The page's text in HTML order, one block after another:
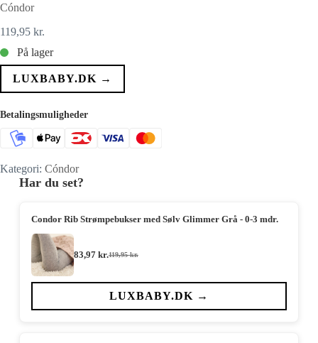
Cóndor
119,95 kr.
På lager
LUXBABY.DK →
Betalingsmuligheder
Kategori: Cóndor
Har du set?
Condor Rib Strømpebukser med Sølv Glimmer Grå - 0-3 mdr.
119,95kr.
Den
pris
var:
83,97 kr.Den
pris
er:
LUXBABY.DK →